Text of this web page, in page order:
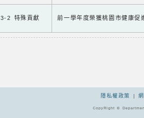
3-2 特殊貢獻 前一學年度榮獲桃園市健康促
隱私權政策 |
CopyRight ©